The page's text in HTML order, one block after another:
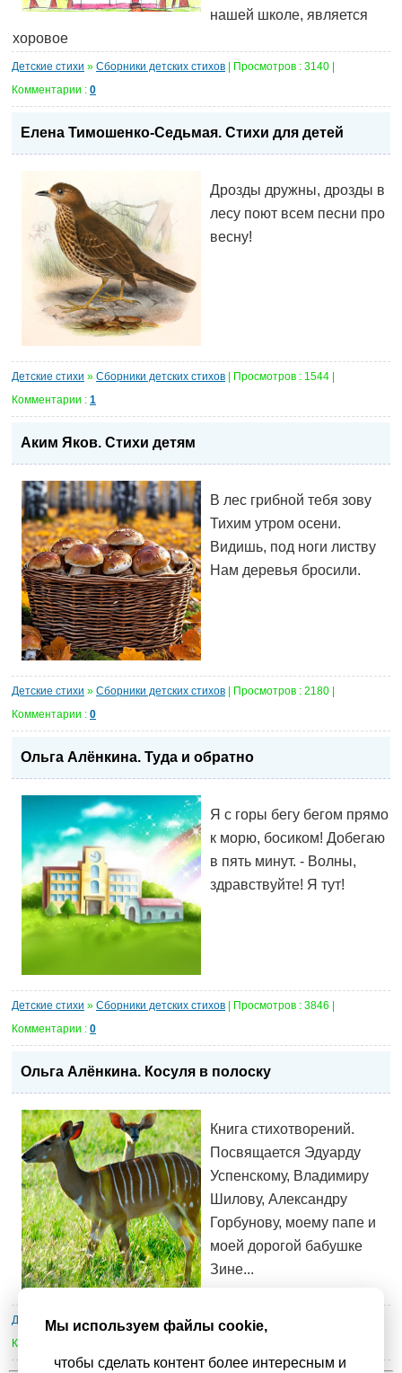
нашей школе, является
хоровое
Детские стихи » Сборники детских стихов | Просмотров : 3140 |
Комментарии : 0
Елена Тимошенко-Седьмая. Стихи для детей
Дрозды дружны, дрозды в
лесу поют всем песни про
весну!
Детские стихи » Сборники детских стихов | Просмотров : 1544 |
Комментарии : 1
Аким Яков. Стихи детям
В лес грибной тебя зову
Тихим утром осени.
Видишь, под ноги листву
Нам деревья бросили.
Детские стихи » Сборники детских стихов | Просмотров : 2180 |
Комментарии : 0
Ольга Алёнкина. Туда и обратно
Я с горы бегу бегом прямо
к морю, босиком! Добегаю
в пять минут. - Волны,
здравствуйте! Я тут!
Детские стихи » Сборники детских стихов | Просмотров : 3846 |
Комментарии : 0
Ольга Алёнкина. Косуля в полоску
Книга стихотворений.
Посвящается Эдуарду
Успенскому, Владимиру
Шилову, Александру
Горбунову, моему папе и
моей дорогой бабушке
Зине...
Детские стихи»Сборники детских стихов | Просмотров : 3981 |
Комментарии :
Мы используем файлы cookie,
чтобы сделать контент более интересным и